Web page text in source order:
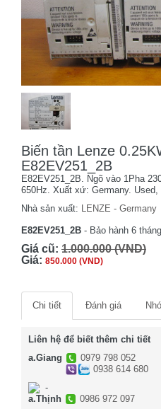
Biến tần Lenze
E82EV251_2B
E82EV251_2B. Ngõ vào 1Pha
650Hz. Xuất xứ: Germany.
Nhà sản xuất: LENZE - Germany
E82EV251_2B - Bảo hành 6 tháng
Giá cũ: 1.000.000 (VND)
Giá: 850.000 (VND)
Chi tiết Đánh giá
Liên hệ để biết thêm chi tiết
a.Giang
0979 798 052
0938 614 680
-
a.Thịnh
0986 972 097